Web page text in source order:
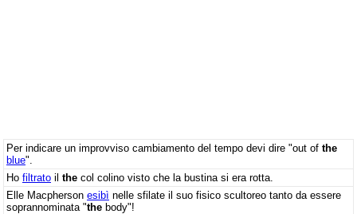
Per indicare un improvviso cambiamento del tempo devi dire "out of the
blue".
Ho filtrato il the col colino visto che la bustina si era rotta.
Elle Macpherson esibì nelle sfilate il suo fisico scultoreo tanto da essere
soprannominata "the body"!